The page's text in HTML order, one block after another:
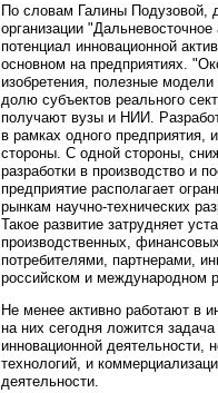
По словам Галины Подузовой,
организации
потенциал инновационной
основном на предприятиях.
изобретения, полезные
долю субъектов реального
получают вузы и НИИ.
в рамках одного предприятия,
стороны. С одной стороны,
разработки в производство и
предприятие располагает
рынкам научно-технических
Такое развитие затрудняет
производственных,
потребителями, партнерами,
российском и международном
Не менее активно работают в
на них сегодня ложится
инновационной деятельности,
технологий, и
деятельности.